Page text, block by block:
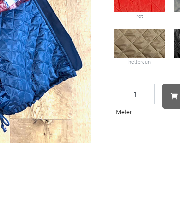
rot
hellbraun
Meter